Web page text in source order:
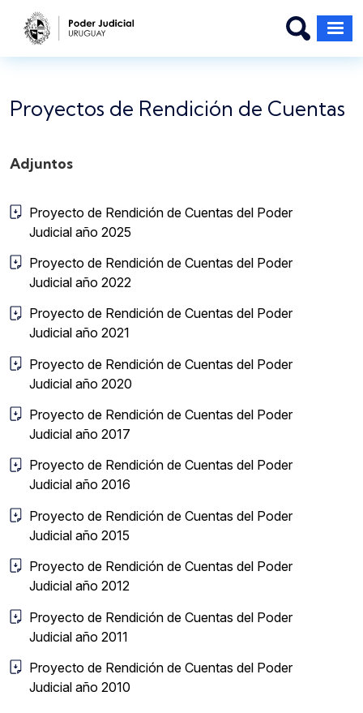
Pasar al contenido principal
Proyectos de Rendición de Cuentas
Adjuntos
Proyecto de Rendición de Cuentas del Poder
Judicial año 2025
Proyecto de Rendición de Cuentas del Poder
Judicial año 2022
Proyecto de Rendición de Cuentas del Poder
Judicial año 2021
Proyecto de Rendición de Cuentas del Poder
Judicial año 2020
Proyecto de Rendición de Cuentas del Poder
Judicial año 2017
Proyecto de Rendición de Cuentas del Poder
Judicial año 2016
Proyecto de Rendición de Cuentas del Poder
Judicial año 2015
Proyecto de Rendición de Cuentas del Poder
Judicial año 2012
Proyecto de Rendición de Cuentas del Poder
Judicial año 2011
Proyecto de Rendición de Cuentas del Poder
Judicial año 2010